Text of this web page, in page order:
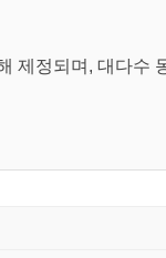
여 개선할 수 있다.
되며, 개별 또는 일
총회 개최일 5일 전
제정되며, 대다수